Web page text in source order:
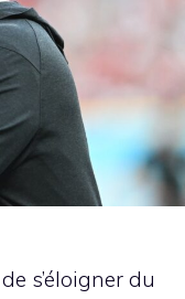
s’éloigner du